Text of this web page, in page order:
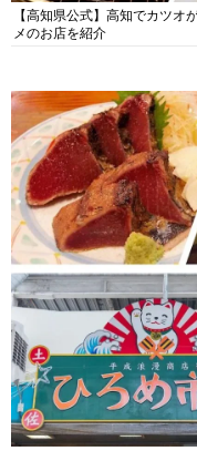
【高知県公式】高知でカツオ
メのお店を紹介